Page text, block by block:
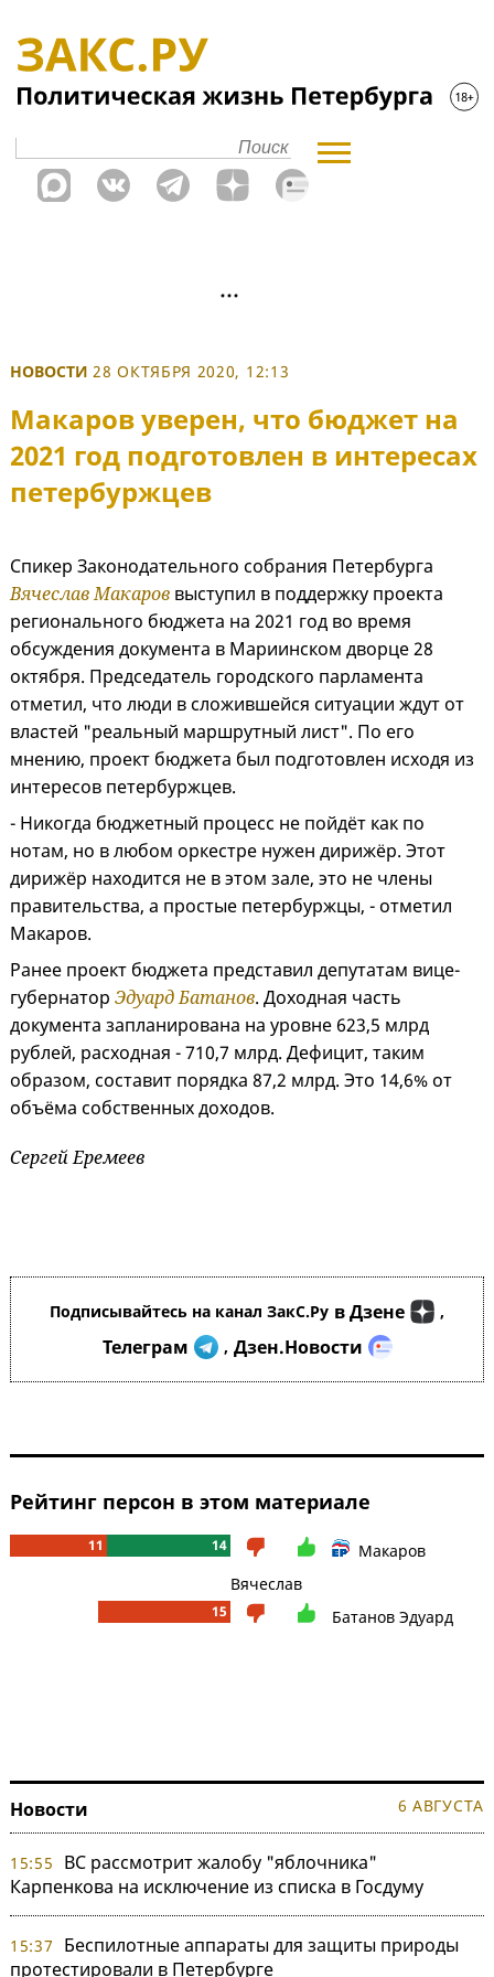
НОВОСТИ 28 ОКТЯБРЯ 2020, 12:13
Макаров уверен, что бюджет на
2021 год подготовлен в интересах
петербуржцев
Спикер Законодательного собрания Петербурга
Вячеслав Макаров выступил в поддержку проекта
регионального бюджета на 2021 год во время
обсуждения документа в Мариинском дворце 28
октября. Председатель городского парламента
отметил, что люди в сложившейся ситуации ждут от
властей "реальный маршрутный лист". По его
мнению, проект бюджета был подготовлен исходя из
интересов петербуржцев.
- Никогда бюджетный процесс не пойдёт как по
нотам, но в любом оркестре нужен дирижёр. Этот
дирижёр находится не в этом зале, это не члены
правительства, а простые петербуржцы, - отметил
Макаров.
Ранее проект бюджета представил депутатам вице-
губернатор Эдуард Батанов. Доходная часть
документа запланирована на уровне 623,5 млрд
рублей, расходная - 710,7 млрд. Дефицит, таким
образом, составит порядка 87,2 млрд. Это 14,6% от
объёма собственных доходов.
Сергей Еремеев
Подписывайтесь на канал ЗакС.Ру в Дзене ,
Телеграм , Дзен.Новости
Рейтинг персон в этом материале
11 14
Макаров
Вячеслав
15 Батанов Эдуард
Новости 6 АВГУСТА
15:55
ВС рассмотрит жалобу "яблочника"
Карпенкова на исключение из списка в Госдуму
15:37
Беспилотные аппараты для защиты природы
протестировали в Петербурге